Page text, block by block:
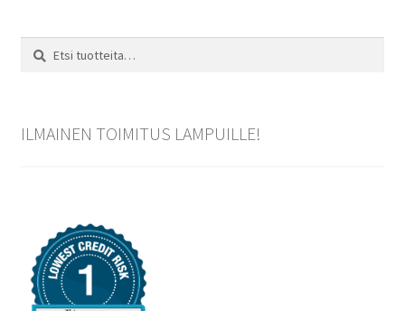
Etsi:
Haku
ILMAINEN TOIMITUS LAMPUILLE!